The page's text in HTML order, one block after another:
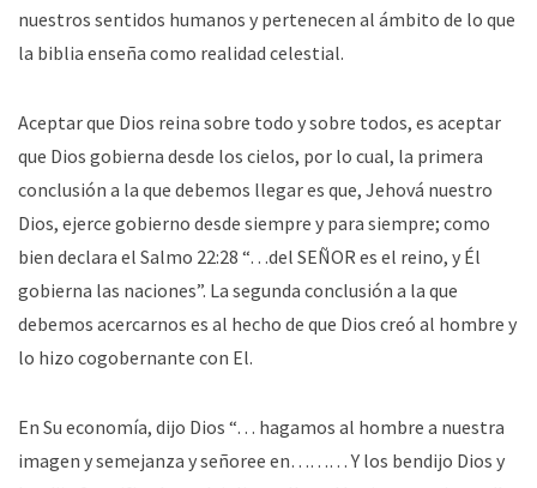
nuestros sentidos humanos y pertenecen al ámbito de lo que
la biblia enseña como realidad celestial.
Aceptar que Dios reina sobre todo y sobre todos, es aceptar
que Dios gobierna desde los cielos, por lo cual, la primera
conclusión a la que debemos llegar es que, Jehová nuestro
Dios, ejerce gobierno desde siempre y para siempre; como
bien declara el Salmo 22:28 “…del SEÑOR es el reino, y Él
gobierna las naciones”. La segunda conclusión a la que
debemos acercarnos es al hecho de que Dios creó al hombre y
lo hizo cogobernante con El.
En Su economía, dijo Dios “… hagamos al hombre a nuestra
imagen y semejanza y señoree en……… Y los bendijo Dios y